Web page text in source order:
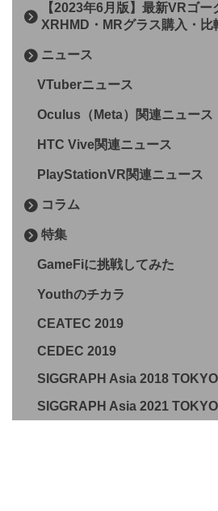
【2023年6月版】最新VRゴー
XRHMD・MRグラス購入・比
ニュース
VTuberニュース
Oculus（Meta）関連ニュース
HTC Vive関連ニュース
PlayStationVR関連ニュース
コラム
特集
GameFiに挑戦してみた
Youthのチカラ
CEATEC 2019
CEDEC 2019
SIGGRAPH Asia 2018 TOKYO
SIGGRAPH Asia 2021 TOKYO